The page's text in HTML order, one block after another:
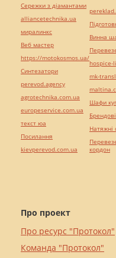
Про проект
Про ресурс "Протокол"
Команда "Протокол"
Сережки з діамантами
alliancetechnika.ua
миралинкс
Веб мастер
https://motokosmos.ua/
Синтезатори
perevod.agency
agrotechnika.com.ua
europeservice.com.ua
текст юа
Посилання
kievperevod.com.ua
Винна
hospice-
mk-
Шафи
Натяжні
кордон